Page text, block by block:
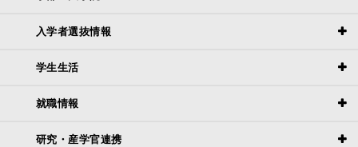
入学者選抜情報
学生生活
就職情報
研究・産学官連携